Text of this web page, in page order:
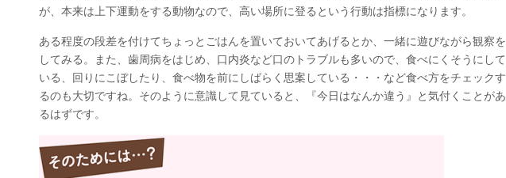
が、本来は上下運動をする動物なので、高い場所に登るという行動は指標になります。
ある程度の段差を付けてちょっとごはんを置いておいてあげるとか、一緒に遊びながら観察を
してみる。また、歯周病をはじめ、口内炎など口のトラブルも多いので、食べにくそうにして
いる、回りにこぼしたり、食べ物を前にしばらく思案している・・・など食べ方をチェックす
るのも大切ですね。そのように意識して見ていると、『今日はなんか違う』と気付くことがあ
るはずです。